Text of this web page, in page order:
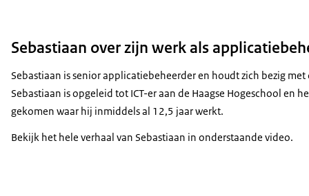
Sebastiaan over zijn werk als
Sebastiaan is senior applicatiebeheerder en houdt zich bezig
Sebastiaan is opgeleid tot ICT-er aan de Haagse Hogeschool en
gekomen waar hij inmiddels al 12,5 jaar werkt.
Bekijk het hele verhaal van Sebastiaan in onderstaande video.